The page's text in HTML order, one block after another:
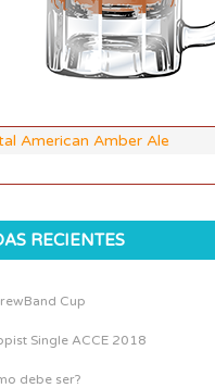
American Amber Ale
RECIENTES
Cup
Single ACCE 2018
debe ser?